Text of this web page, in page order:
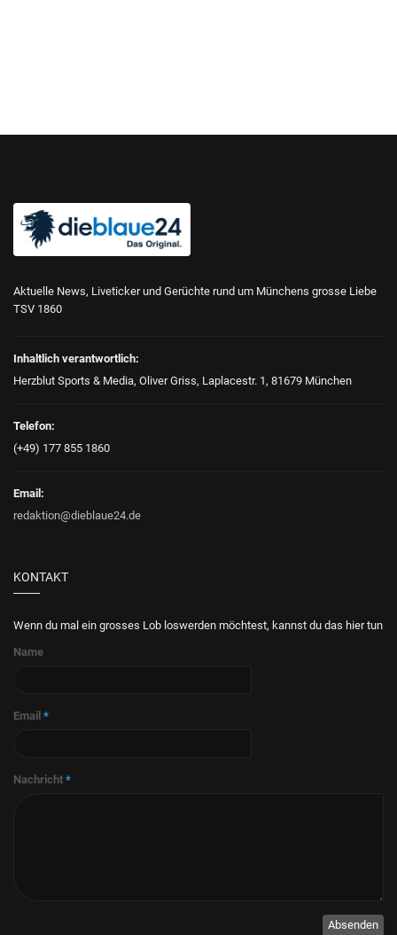
Aktuelle News, Liveticker und Gerüchte rund um Münchens grosse Liebe
TSV 1860
Inhaltlich verantwortlich:
Herzblut Sports & Media, Oliver Griss, Laplacestr. 1, 81679 München
Telefon:
(+49) 177 855 1860
Email:
redaktion@dieblaue24.de
KONTAKT
Wenn du mal ein grosses Lob loswerden möchtest, kannst du das hier tun
Name
Email *
Nachricht *
Absenden